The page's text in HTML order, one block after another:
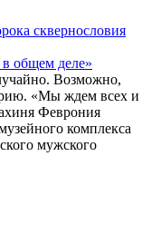
сквернословия
общем деле»
Возможно,
«Мы ждем всех и
Феврония
комплекса
мужского